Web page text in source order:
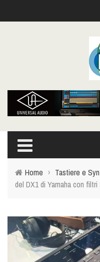
Home › Tastiere e
del DX1 di Yamaha con